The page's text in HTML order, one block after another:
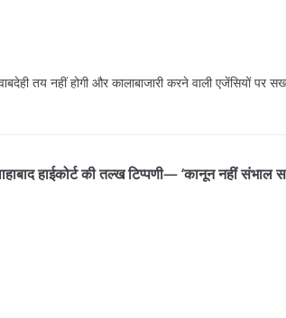
तय नहीं होगी और कालाबाजारी करने वाली एजेंसियों पर सख्त
हाईकोर्ट की तल्ख टिप्पणी— ‘कानून नहीं संभाल